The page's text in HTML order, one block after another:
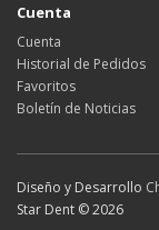
Cuenta
Cuenta
Historial de Pedidos
Favoritos
Boletín de Noticias
Diseño y Desarrollo
Star Dent © 2026